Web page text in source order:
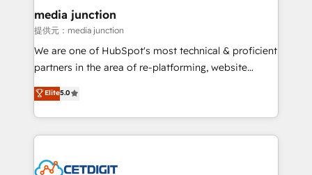
Mexico, USA, and Portugal—we've executed over a
hundred successful operations. Our approach,
rooted in RevOps principles, integrates analysis,
training, planning, and qualification. Leveraging
inbound marketing tactics, we focus on
understanding, nurturing, and converting leads.
competitive market.
media junction
提供元：media junction
We are one of HubSpot's most technical & proficient
partners in the area of re-platforming, website
design & development. We specialize in multi-hub
implementations for mid-market & enterprise
companies. We are woman-owned, powered by
coffee, and we ❤️ dogs. We produce award-winning
Impact Award 🏆2022 Technical Expertise Impact
Elite5.0